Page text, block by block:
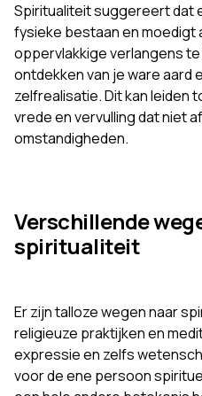
Spiritualiteit suggereert dat
fysieke bestaan en moedigt
oppervlakkige verlangens
ontdekken van je ware aard
zelfrealisatie. Dit kan leiden
vrede en vervulling dat niet
omstandigheden.
Verschillende
spiritualiteit
Er zijn talloze wegen naar
religieuze praktijken en
expressie en zelfs
voor de ene persoon